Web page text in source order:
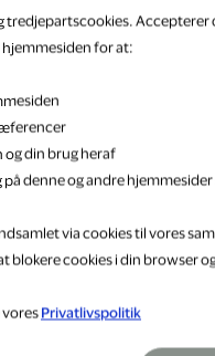
tredjepartscookies.
for at:
og din brug heraf
denne og andre
via cookies til vores
blokere cookies i din browser
vores Privatlivspolitik